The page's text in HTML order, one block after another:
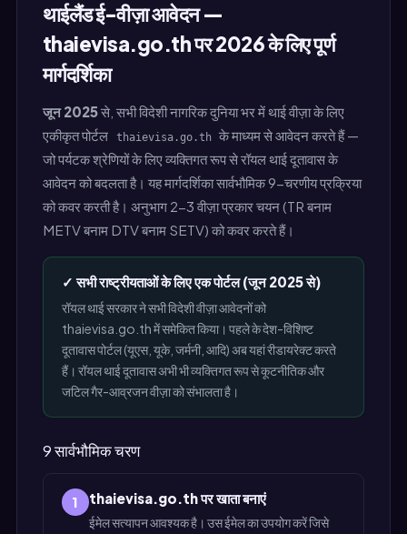
थाईलैंड ई-वीज़ा आवेदन —
thaievisa.go.th पर 2026 के लिए पूर्ण
मार्गदर्शिका
जून 2025से, सभी विदेशी नागरिक दुनिया भर में थाई वीज़ा के लिए
एकीकृत पोर्टल
thaievisa.go.th
के माध्यम से आवेदन करते हैं —
जो पर्यटक श्रेणियों के लिए व्यक्तिगत रूप से रॉयल थाई दूतावास के
आवेदन को बदलता है। यह मार्गदर्शिका सार्वभौमिक 9-चरणीय प्रक्रिया
को कवर करती है। अनुभाग 2-3 वीज़ा प्रकार चयन (TR बनाम
METV बनाम DTV बनाम SETV) को कवर करते हैं।
✓ सभी राष्ट्रीयताओं के लिए एक पोर्टल (जून 2025 से)
रॉयल थाई सरकार ने सभी विदेशी वीज़ा आवेदनों को
thaievisa.go.th में समेकित किया। पहले के देश-विशिष्ट
दूतावास पोर्टल (यूएस, यूके, जर्मनी, आदि) अब यहां रीडायरेक्ट करते
हैं। रॉयल थाई दूतावास अभी भी व्यक्तिगत रूप से कूटनीतिक और
जटिल गैर-आव्रजन वीज़ा को संभालता है।
9 सार्वभौमिक चरण
1 thaievisa.go.th पर खाता बनाएं
ईमेल सत्यापन आवश्यक है। उस ईमेल का उपयोग करें जिसे